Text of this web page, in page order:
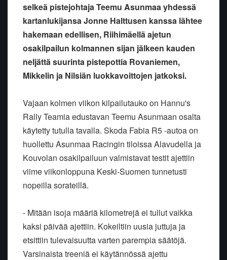
selkeä pistejohtaja Teemu Asunmaa yhdessä
kartanlukijansa Jonne Halttusen kanssa lähtee
hakemaan edellisen, Riihimäellä ajetun
osakilpailun kolmannen sijan jälkeen kauden
neljättä suurinta pistepottia Rovaniemen,
Mikkelin ja Nilsiän luokkavoittojen jatkoksi.
Vajaan kolmen viikon kilpailutauko on Hannu's
Rally Teamia edustavan Teemu Asunmaan osalta
käytetty tutulla tavalla. Skoda Fabia R5 -autoa on
huollettu Asunmaa Racingin tiloissa Alavudella ja
Kouvolan osakilpailuun valmistavat testit ajettiin
viime viikonloppuna Keski-Suomen tunnetusti
nopeilla sorateillä.
- Mitään isoja määriä kilometrejä ei tullut vaikka
kaksi päivää ajettiin. Kokeiltiin uusia juttuja ja
etsittiin tulevaisuutta varten parempia säätöjä.
Varsinaista treeniä ei käytännössä ajettu